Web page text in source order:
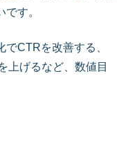
す。
CTRを改善する、
上げるなど、数値目